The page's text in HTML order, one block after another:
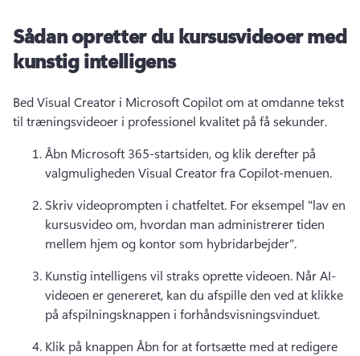
Sådan opretter du kursusvideoer med
kunstig intelligens
Bed Visual Creator i Microsoft Copilot om at omdanne tekst
til træningsvideoer i professionel kvalitet på få sekunder.
Åbn Microsoft 365-startsiden, og klik derefter på
valgmuligheden Visual Creator fra Copilot-menuen.
Skriv videoprompten i chatfeltet. For eksempel "lav en
kursusvideo om, hvordan man administrerer tiden
mellem hjem og kontor som hybridarbejder".
Kunstig intelligens vil straks oprette videoen. Når AI-
videoen er genereret, kan du afspille den ved at klikke
på afspilningsknappen i forhåndsvisningsvinduet.
Klik på knappen Åbn for at fortsætte med at redigere